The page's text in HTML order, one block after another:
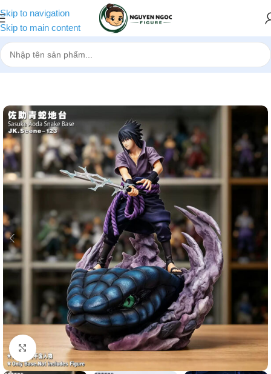
Skip to navigation
Skip to main content
Trang chủ»Cửa hàng»[Pre-order] Mô hình Naruto Thanh Xà Aoda
Nhấp để phóng to